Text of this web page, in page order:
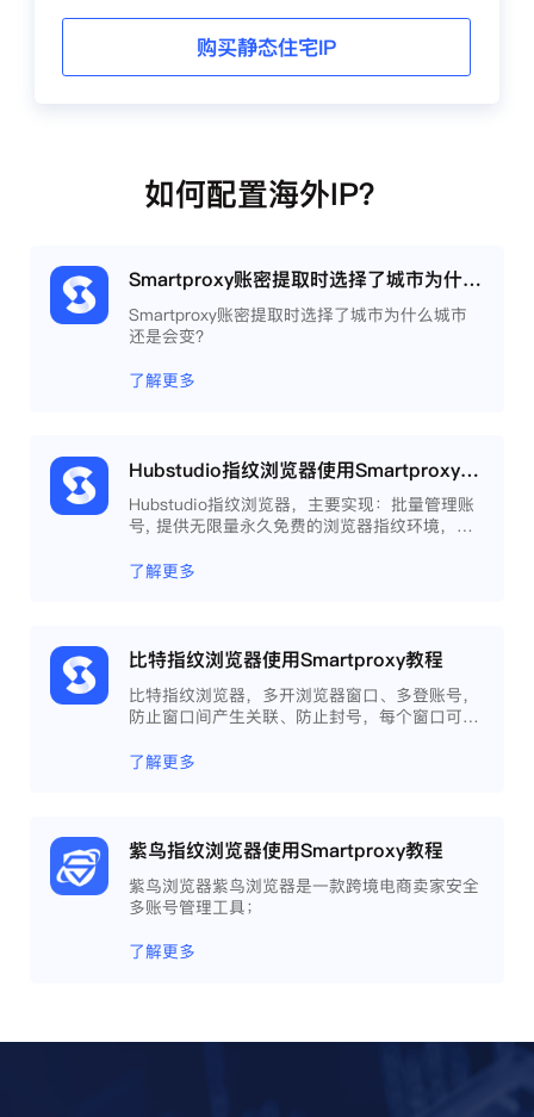
购买静态住宅IP
如何配置海外IP？
Smartproxy账密提取时选择了城市为什么城市还是会变？
Smartproxy账密提取时选择了城市为什么城市
还是会变？
了解更多
Hubstudio指纹浏览器使用Smartproxy教程
Hubstudio指纹浏览器，主要实现：批量管理账
号, 提供无限量永久免费的浏览器指纹环境，并
工作效率 。
了解更多
比特指纹浏览器使用Smartproxy教程
比特指纹浏览器，多开浏览器窗口、多登账号，
防止窗口间产生关联、防止封号，每个窗口可以
相互间完全环境独立、隔离，避免关联封号。
了解更多
紫鸟指纹浏览器使用Smartproxy教程
紫鸟浏览器紫鸟浏览器是一款跨境电商卖家安全
多账号管理工具；
了解更多